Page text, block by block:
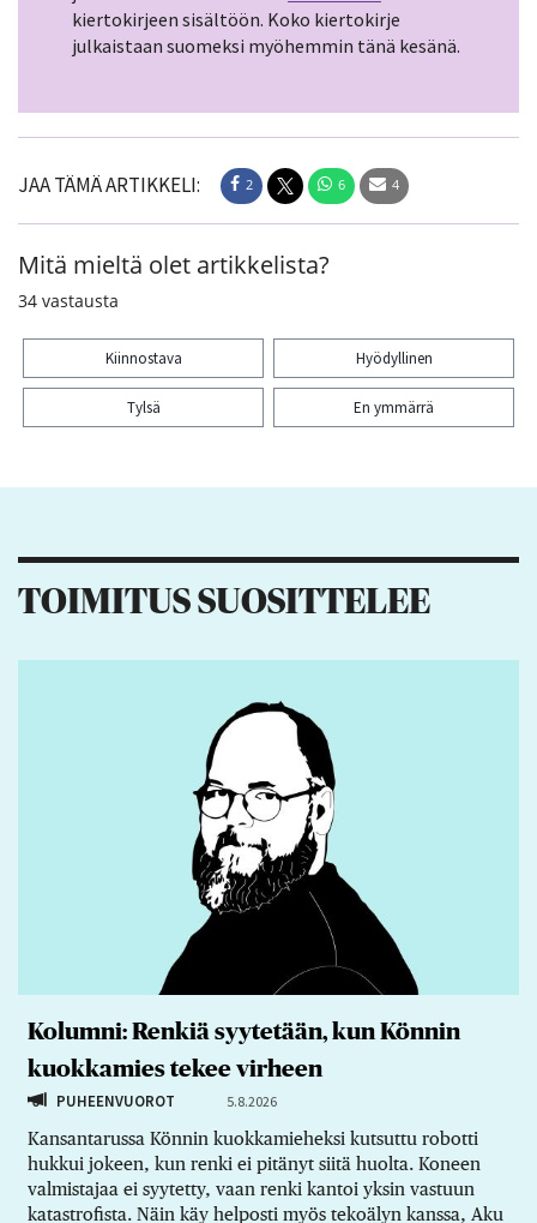
kiertokirjeen sisältöön. Koko kiertokirje
julkaistaan suomeksi myöhemmin tänä kesänä.
JAA TÄMÄ ARTIKKELI: 2 6 4
Mitä mieltä olet artikkelista?
34 vastausta
Kiinnostava Hyödyllinen
Tylsä En ymmärrä
TOIMITUS SUOSITTELEE
Kolumni: Renkiä syytetään, kun Könnin
kuokkamies tekee virheen
PUHEENVUOROT 5.8.2026
Kansantarussa Könnin kuokkamieheksi kutsuttu robotti
hukkui jokeen, kun renki ei pitänyt siitä huolta. Koneen
valmistajaa ei syytetty, vaan renki kantoi yksin vastuun
katastrofista. Näin käy helposti myös tekoälyn kanssa, Aku